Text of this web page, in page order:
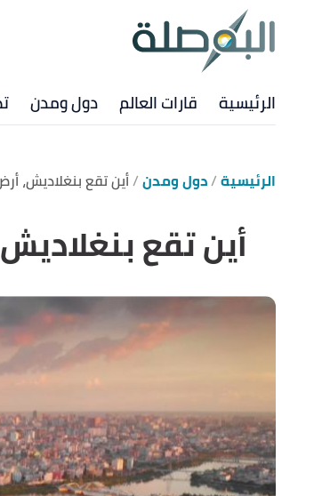
الرئيسية قارات العالم دول ومدن
الرئيسية دول ومدن أين تقع بنغلاديش،
أين تقع